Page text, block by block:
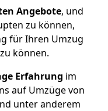
Angebote, und
zu können,
für Ihren Umzug
können.
Erfahrung im
auf Umzüge von
unter anderem